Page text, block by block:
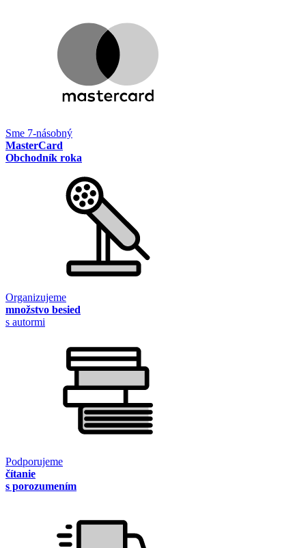
Sme 7-násobný
MasterCard
Obchodník roka
Organizujeme
množstvo besied
s autormi
Podporujeme
čítanie
s porozumením